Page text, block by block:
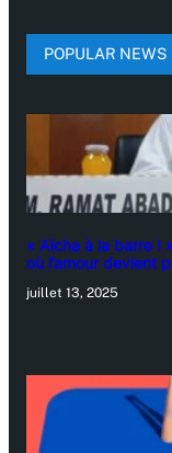
POPULAR NEWS
« Aïcha à la barre !
où l’amour devient
juillet 13, 2025